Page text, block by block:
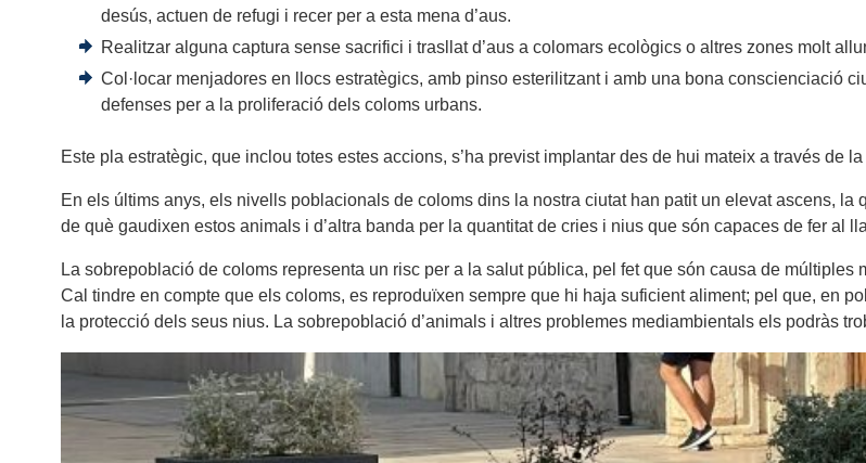
desús, actuen de refugi i recer per a esta mena d’aus.
Realitzar alguna captura sense sacrifici i trasllat d’aus a colomars ecològics o altres zones molt
Col·locar menjadores en llocs estratègics, amb pinso esterilitzant i amb una bona conscienciació
defenses per a la proliferació dels coloms urbans.
Este pla estratègic, que inclou totes estes accions, s’ha previst implantar des de hui mateix a través de
En els últims anys, els nivells poblacionals de coloms dins la nostra ciutat han patit un elevat ascens,
de què gaudixen estos animals i d’altra banda per la quantitat de cries i nius que són capaces de fer al
La sobrepoblació de coloms representa un risc per a la salut pública, pel fet que són causa de
Cal tindre en compte que els coloms, es reproduïxen sempre que hi haja suficient aliment; pel que, en
la protecció dels seus nius. La sobrepoblació d’animals i altres problemes mediambientals els podràs